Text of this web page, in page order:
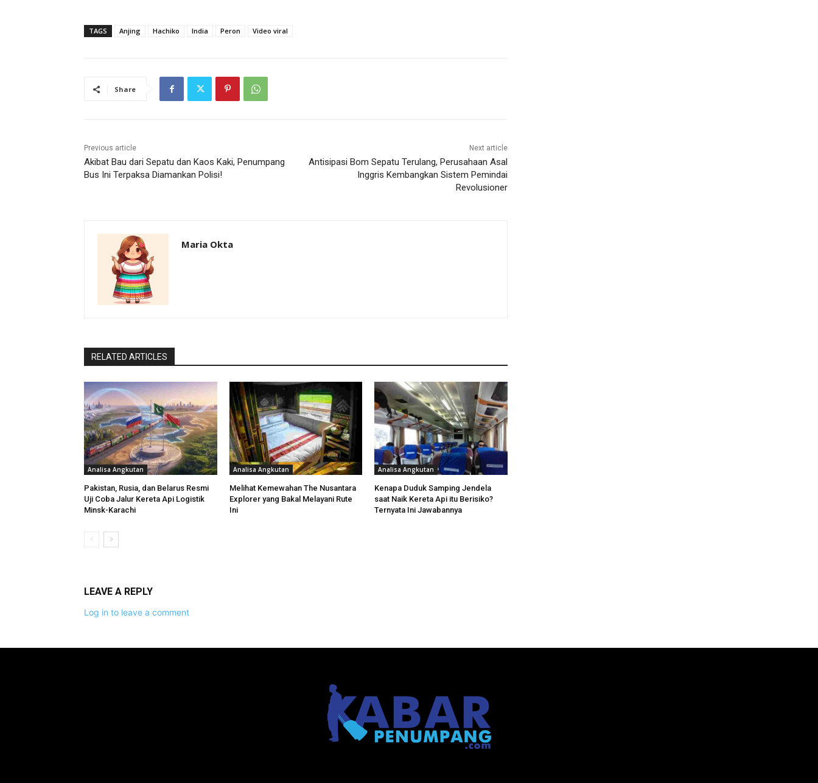
TAGS Anjing Hachiko India Peron Video viral
Share
Previous article
Akibat Bau dari Sepatu dan Kaos Kaki, Penumpang
Bus Ini Terpaksa Diamankan Polisi!
Next article
Antisipasi Bom Sepatu Terulang, Perusahaan Asal
Inggris Kembangkan Sistem Pemindai
Revolusioner
Maria Okta
RELATED ARTICLES
Analisa Angkutan
Pakistan, Rusia, dan Belarus Resmi
Uji Coba Jalur Kereta Api Logistik
Minsk-Karachi
Analisa Angkutan
Melihat Kemewahan The Nusantara
Explorer yang Bakal Melayani Rute
Ini
Analisa Angkutan
Kenapa Duduk Samping Jendela
saat Naik Kereta Api itu Berisiko?
Ternyata Ini Jawabannya
LEAVE A REPLY
Log in to leave a comment